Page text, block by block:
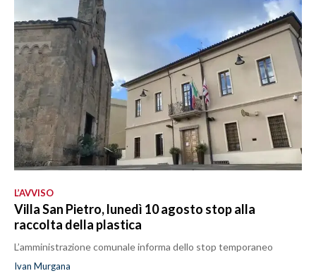
L’AVVISO
Villa San Pietro, lunedì 10 agosto stop alla
raccolta della plastica
L’amministrazione comunale informa dello stop temporaneo
Ivan Murgana